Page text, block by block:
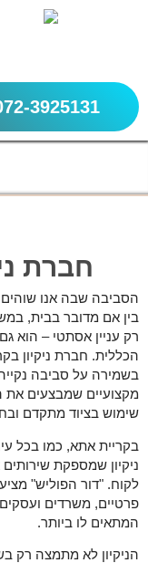
3925131
חברת
הסביבה שבה אנו שוהים
בין אם מדובר בבית,
רק עניין אסתטי – הוא
הכללית. חברת ניקיון
בשמירה על סביבה נקייה
מקצועיים שמבצעים את
שימוש בציוד מתקדם
בקריית אתא, כמו בכל
ניקיון שמספקת
לקוח. "דור הפוליש"
פרטיים, משרדים
המתאים לו ביותר.
הניקיון לא מתמצה רק